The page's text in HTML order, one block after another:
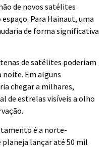
de novos satélites
Para Hainaut, uma
de forma significativa
de satélites poderiam
noite. Em alguns
chegar a milhares,
de estrelas visíveis a olho
é a norte-
lançar até 50 mil